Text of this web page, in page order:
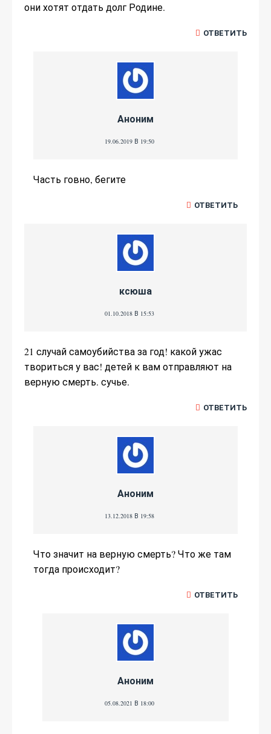
они хотят отдать долг Родине.
ОТВЕТИТЬ
Аноним
19.06.2019 В 19:50
Часть говно, бегите
ОТВЕТИТЬ
ксюша
01.10.2018 В 15:53
21 случай самоубийства за год! какой ужас
твориться у вас! детей к вам отправляют на
верную смерть. сучье.
ОТВЕТИТЬ
Аноним
13.12.2018 В 19:58
Что значит на верную смерть? Что же там
тогда происходит?
ОТВЕТИТЬ
Аноним
05.08.2021 В 18:00